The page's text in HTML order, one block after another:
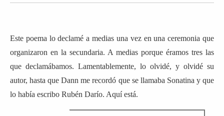
Este poema lo declamé a medias una vez en una ceremonia que
organizaron en la secundaria. A medias porque éramos tres las
que declamábamos. Lamentablemente, lo olvidé, y olvidé su
autor, hasta que Dann me recordó que se llamaba Sonatina y que
lo había escribo Rubén Darío. Aquí está.